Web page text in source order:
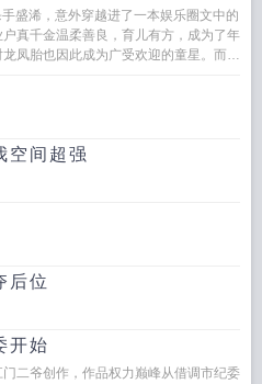
盛浠，意外穿越进了一本娱乐圈文中的
真千金温柔善良，育儿有方，成为了年
凤胎也因此成为广受欢迎的童星。而她
空间超强
后位
开始
二爷创作，作品权力巅峰从借调市纪委